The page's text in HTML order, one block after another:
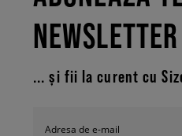
NEWSLETTER
... și fii la curent cu
Adresa de e-mail